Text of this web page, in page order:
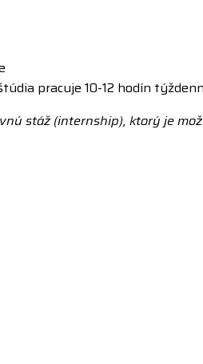
pracuje 10-12 hodín
stáž (internship), ktorý je